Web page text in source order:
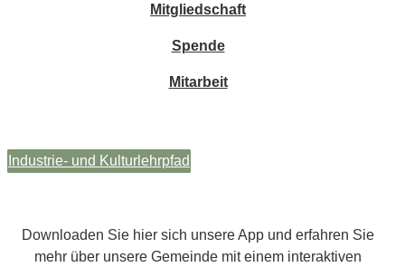
Mitgliedschaft
Spende
Mitarbeit
Industrie- und Kulturlehrpfad
Downloaden Sie hier sich unsere App und erfahren Sie
mehr über unsere Gemeinde mit einem interaktiven